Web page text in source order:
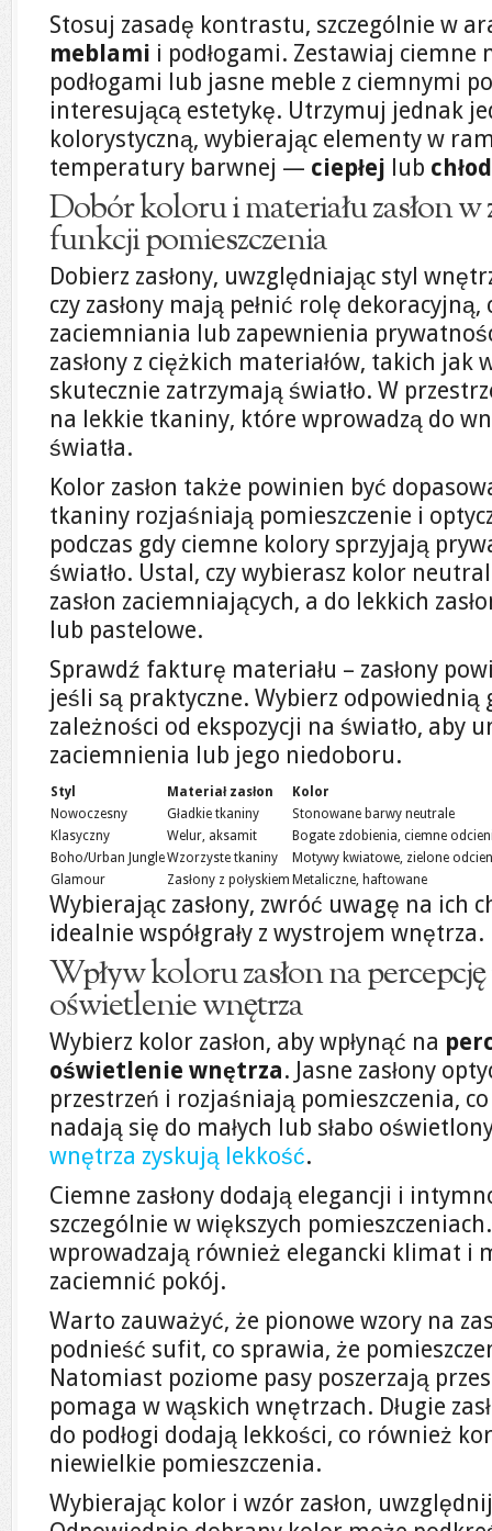
Stosuj zasadę kontrastu, szczególnie w
meblami i podłogami. Zestawiaj ciemne
podłogami lub jasne meble z ciemnymi
interesującą estetykę. Utrzymuj jednak
kolorystyczną, wybierając elementy w
temperatury barwnej — ciepłej lub
Dobór koloru i materiału zasłon
funkcji pomieszczenia
Dobierz zasłony, uwzględniając styl
czy zasłony mają pełnić rolę
zaciemniania lub zapewnienia
zasłony z ciężkich materiałów, takich jak
skutecznie zatrzymają światło. W
na lekkie tkaniny, które wprowadzą do
światła.
Kolor zasłon także powinien być
tkaniny rozjaśniają pomieszczenie i
podczas gdy ciemne kolory sprzyjają
światło. Ustal, czy wybierasz kolor
zasłon zaciemniających, a do lekkich
lub pastelowe.
Sprawdź fakturę materiału – zasłony
jeśli są praktyczne. Wybierz
zależności od ekspozycji na światło, aby
zaciemnienia lub jego niedoboru.
Styl Materiał zasłon
Kolor
Nowoczesny
Gładkie tkaniny
Stonowane barwy neutrale
Klasyczny
Welur, aksamit
Bogate zdobienia, ciemne
Boho/Urban JungleWzorzyste tkaniny
Motywy kwiatowe, zielone
Glamour
Zasłony z połyskiem Metaliczne, haftowane
Wybierając zasłony, zwróć uwagę na ich
idealnie współgrały z wystrojem wnętrza.
Wpływ koloru zasłon na
oświetlenie wnętrza
Wybierz kolor zasłon, aby wpłynąć na
oświetlenie wnętrza. Jasne zasłony
przestrzeń i rozjaśniają pomieszczenia,
nadają się do małych lub słabo
wnętrza zyskują lekkość.
Ciemne zasłony dodają elegancji i
szczególnie w większych
wprowadzają również elegancki klimat i
zaciemnić pokój.
Warto zauważyć, że pionowe wzory na
podnieść sufit, co sprawia, że
Natomiast poziome pasy poszerzają
pomaga w wąskich wnętrzach. Długie
do podłogi dodają lekkości, co również
niewielkie pomieszczenia.
Wybierając kolor i wzór zasłon,